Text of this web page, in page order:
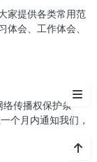
乐与社会
的灵魂所
家提供各类常用范
会、工作体会、
传播权保护条
个月内通知我们，